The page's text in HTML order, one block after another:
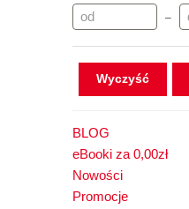
–
Wyczyść
BLOG
eBooki za 0,00zł
Nowości
Promocje